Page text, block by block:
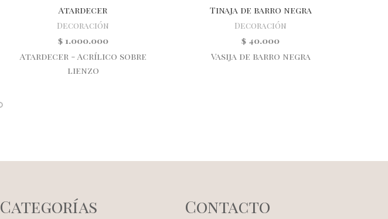
Atardecer
Decoración
$1.000.000
Atardecer - Acrílico sobre
lienzo
Tinaja de barro negra
Decoración
$ 40.000
Vasija de barro negra
Categorías Contacto